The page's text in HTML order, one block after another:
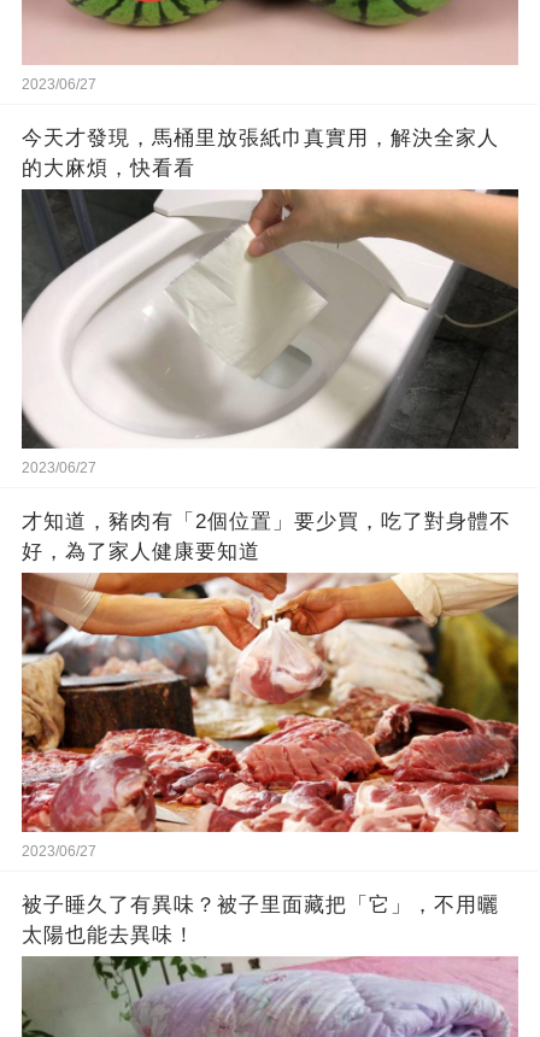
2023/06/27
今天才發現，馬桶里放張紙巾真實用，解決全家人
的大麻煩，快看看
2023/06/27
才知道，豬肉有「2個位置」要少買，吃了對身體不
好，為了家人健康要知道
2023/06/27
被子睡久了有異味？被子里面藏把「它」，不用曬
太陽也能去異味！